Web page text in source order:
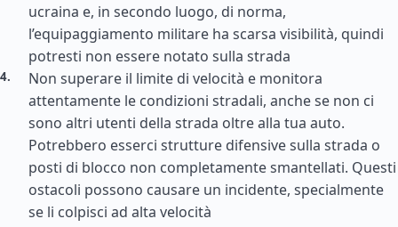
ucraina e, in secondo luogo, di norma,
l’equipaggiamento militare ha scarsa visibilità, quindi
potresti non essere notato sulla strada
Non superare il limite di velocità e monitora
attentamente le condizioni stradali, anche se non ci
sono altri utenti della strada oltre alla tua auto.
Potrebbero esserci strutture difensive sulla strada o
posti di blocco non completamente smantellati. Questi
ostacoli possono causare un incidente, specialmente
se li colpisci ad alta velocità